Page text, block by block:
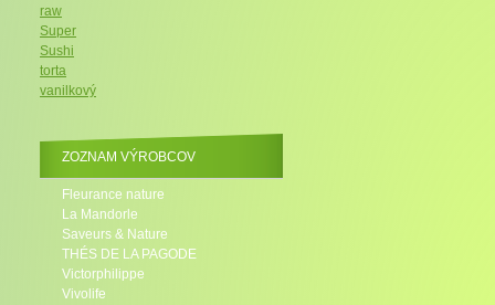
raw
Super
Sushi
torta
vanilkový
ZOZNAM VÝROBCOV
Fleurance nature
La Mandorle
Saveurs & Nature
THÉS DE LA PAGODE
Victorphilippe
Vivolife